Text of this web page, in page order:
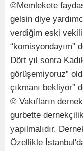
©Memlekete
gelsin diye
verdiğim eski
“komisyondayım”
Dört yıl sonra
görüşemiyoruz”
çıkmanı bekliyor”
© Vakıfların
gurbette
yapılmalıdır.
Özellikle